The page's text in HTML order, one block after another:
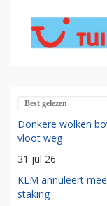
Best gelezen
Donkere wolken
vloot weg
31 jul 26
KLM annuleert
staking